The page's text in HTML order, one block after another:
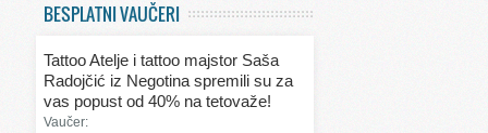
Svet kulinarstva
Svet lepote
BESPLATNI VAUČERI
Tattoo Atelje i tattoo majstor Saša
Radojčić iz Negotina spremili su za
vas popust od 40% na tetovaže!
Vaučer: